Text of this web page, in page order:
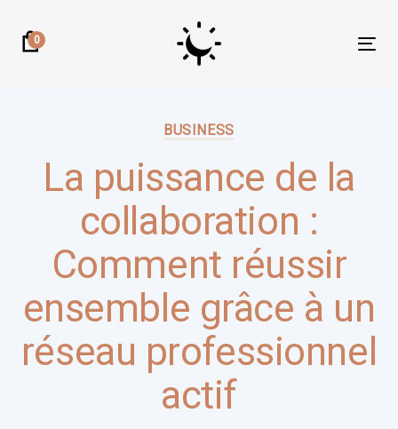
links
0
BUSINESS
La puissance de la
collaboration :
Comment réussir
ensemble grâce à un
réseau professionnel
actif